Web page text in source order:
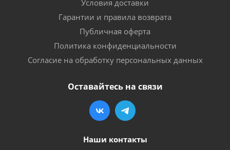
Условия доставки
Гарантии и правила возврата
Публичная оферта
Политика конфиденциальности
Согласие на обработку персональных данных
Оставайтесь на связи
Наши контакты